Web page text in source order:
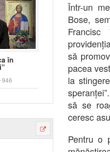
în
946
Într-un
Bose,
să
pacea
la
să se
ceresc
Pentru o